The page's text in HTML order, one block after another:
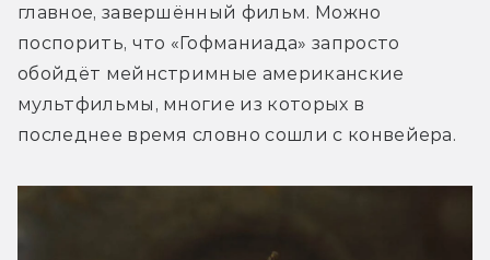
главное, завершённый фильм. Можно
поспорить, что «Гофманиада» запросто
обойдёт мейнстримные американские
мультфильмы, многие из которых в
последнее время словно сошли с конвейера.